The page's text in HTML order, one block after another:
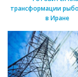
трансформации
в Иране